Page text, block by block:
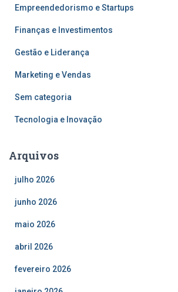
Empreendedorismo e Startups
Finanças e Investimentos
Gestão e Liderança
Marketing e Vendas
Sem categoria
Tecnologia e Inovação
Arquivos
julho 2026
junho 2026
maio 2026
abril 2026
fevereiro 2026